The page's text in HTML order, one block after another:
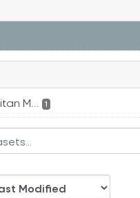
M... 1